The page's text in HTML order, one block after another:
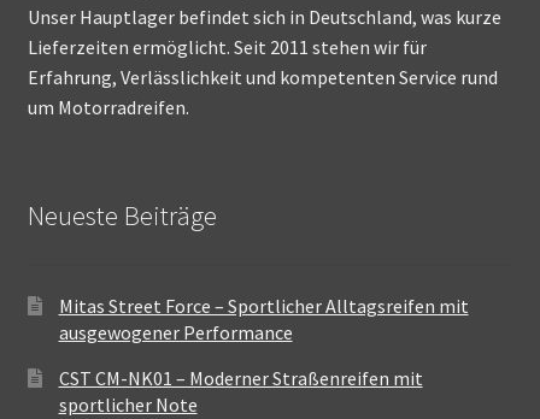
Unser Hauptlager befindet sich in Deutschland, was kurze
Lieferzeiten ermöglicht. Seit 2011 stehen wir für
Erfahrung, Verlässlichkeit und kompetenten Service rund
um Motorradreifen.
Neueste Beiträge
Mitas Street Force – Sportlicher Alltagsreifen mit
ausgewogener Performance
CST CM-NK01 – Moderner Straßenreifen mit
sportlicher Note